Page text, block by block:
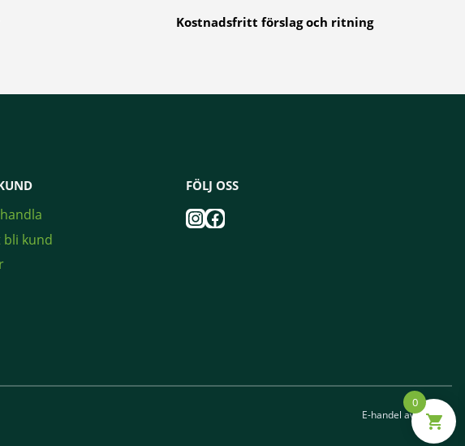
Kostnadsfritt förslag och ritning
bli kund
FÖLJ OSS
Instagram
Facebook
E-handel avViström
0